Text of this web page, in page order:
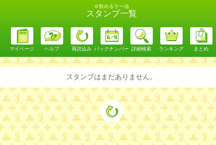
＠飲めるラー油
スタンプ一覧
マイページ ヘルプ 再読込み バックナンバー 詳細検索 ランキング まとめ
スタンプはまだありません。